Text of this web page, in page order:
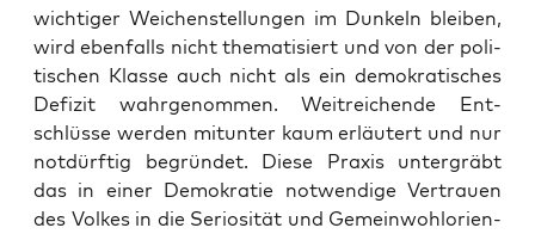
wich­ti­ger Wei­chen­stel­lun­gen im Dun­keln blei­ben,
wird eben­falls nicht the­ma­ti­siert und von der poli­
ti­schen Klas­se auch nicht als ein demo­kra­ti­sches
Defi­zit wahr­ge­nom­men. Weit­rei­chen­de Ent­
schlüs­se wer­den mit­un­ter kaum erläu­tert und nur
not­dürf­tig begrün­det. Die­se Pra­xis unter­gräbt
das in einer Demo­kra­tie not­wen­di­ge Ver­trau­en
des Vol­kes in die Serio­si­tät und Gemein­wohl­ori­en­